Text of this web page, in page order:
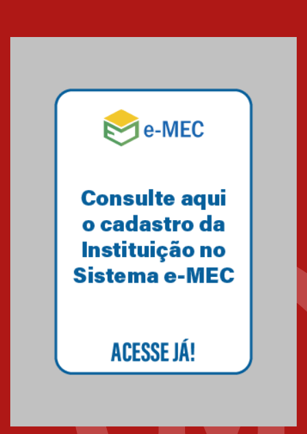
04.08.2026
Mackenzie recepciona os
calouros do segundo semestre
Como o Colégio Mackenzie
Brasília prepara seus
estudantes para o PAS antes
mesmo do Ensino Médio
04.08.2026